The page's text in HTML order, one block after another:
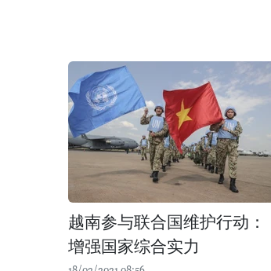
越南参与联合国维护行动：
增强国家综合实力